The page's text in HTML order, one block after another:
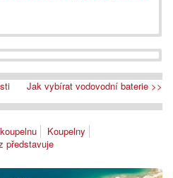
Jak vybírat vodovodní baterie >>
Koupelny
představuje